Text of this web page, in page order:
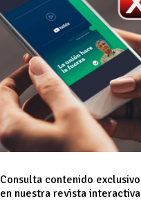
Consulta contenido exclusivo
en nuestra revista interactiva